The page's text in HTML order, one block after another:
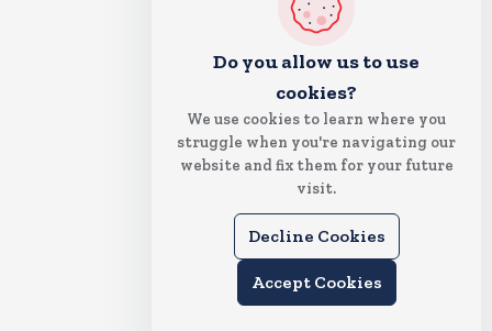
Do you allow us to use
cookies?
We use cookies to learn where you
struggle when you're navigating our
website and fix them for your future
visit.
Decline Cookies
Accept Cookies